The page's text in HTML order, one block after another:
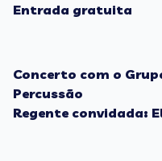
Entrada gratuita
Concerto com o
Percussão
Regente convidada: